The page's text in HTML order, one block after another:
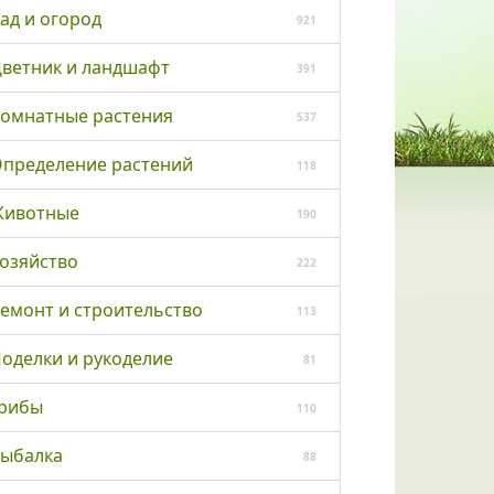
и огород 921
и ландшафт 391
растения 537
растений 118
190
222
и строительство 113
и рукоделие 81
110
88